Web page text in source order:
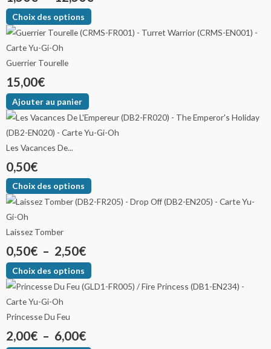
Choix des options
Guerrier Tourelle
15,00€
Ajouter au panier
Les Vacances De...
0,50€
Choix des options
Laissez Tomber
0,50€ – 2,50€
Choix des options
Princesse Du Feu
2,00€ – 6,00€